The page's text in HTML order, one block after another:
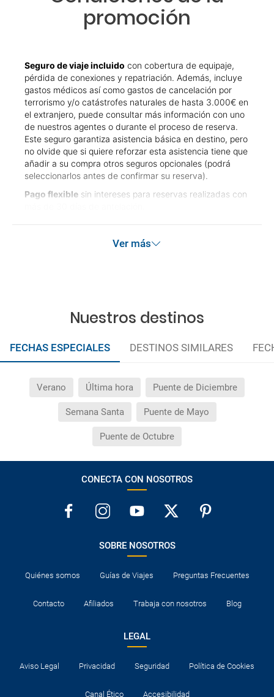
promoción
Seguro de viaje incluido con cobertura de equipaje,
pérdida de conexiones y repatriación. Además, incluye
gastos médicos así como gastos de cancelación por
terrorismo y/o catástrofes naturales de hasta 3.000€ en
el extranjero, puede consultar más información con uno
de nuestros agentes o durante el proceso de reserva.
Este seguro garantiza asistencia básica en destino, pero
no olvide que si quiere reforzar esta asistencia tiene que
añadir a su compra otros seguros opcionales (podrá
seleccionarlos antes de confirmar su reserva).
Pago flexible sin intereses para reservas realizadas con
Ver más
Nuestros destinos
FECHAS ESPECIALES DESTINOS SIMILARES
Verano Última hora Puente de Diciembre
Semana Santa Puente de Mayo
Puente de Octubre
CONECTA CON NOSOTROS
SOBRE NOSOTROS
Quiénes somos Guías de Viajes Preguntas Frecuentes
Contacto Afiliados Trabaja con nosotros Blog
LEGAL
Aviso Legal Privacidad Seguridad Política de Cookies
Canal Ético Accesibilidad